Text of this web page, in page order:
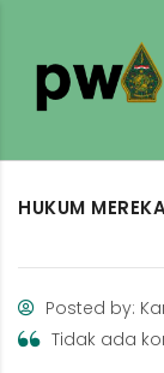
HUKUM
Posted by:
Tidak ada